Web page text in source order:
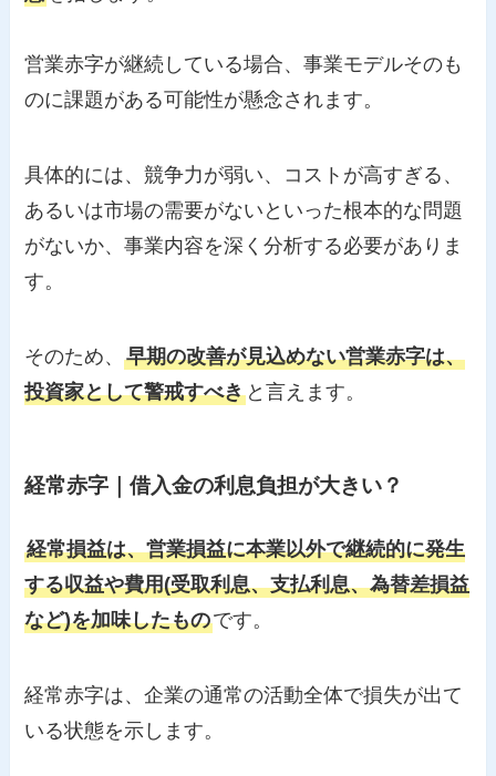
営業赤字が継続している場合、事業モデルそのも
のに課題がある可能性が懸念されます。
具体的には、競争力が弱い、コストが高すぎる、
あるいは市場の需要がないといった根本的な問題
がないか、事業内容を深く分析する必要がありま
す。
そのため、早期の改善が見込めない営業赤字は、
投資家として警戒すべき と言えます。
経常赤字｜借入金の利息負担が大きい？
経常損益は、営業損益に本業以外で継続的に発生
する収益や費用(受取利息、支払利息、為替差損益
など)を加味したものです。
経常赤字は、企業の通常の活動全体で損失が出て
いる状態を示します。